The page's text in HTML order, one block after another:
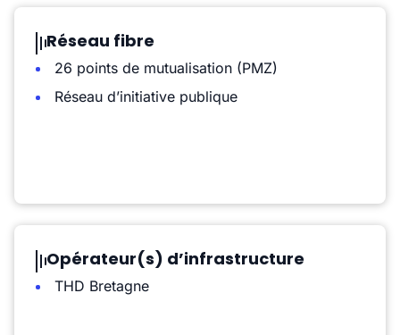
Réseau fibre
26 points de mutualisation (PMZ)
Réseau d’initiative publique
Opérateur(s) d’infrastructure
THD Bretagne